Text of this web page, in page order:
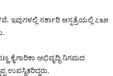
ಇವುಗಳಲ್ಲಿ ಸರ್ಕಾರಿ ಆಸ್ಪತ್ರೆಯಲ್ಲಿ ೭೬೫
ಕೈಗಾರಿಕಾ ಅಭಿವೃದ್ಧಿ ನಿಗಮದ
ಉಪಸ್ಥಿತರಿದ್ದರು.